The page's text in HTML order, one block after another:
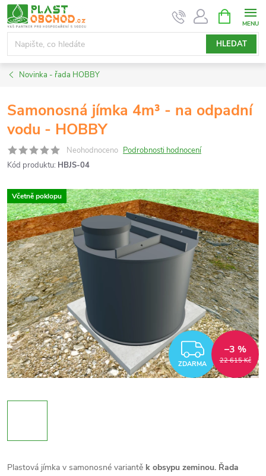
Přejít
na
obsah
HLEDAT
NÁKUPNÍ
KOŠÍK
Novinka - řada HOBBY
Samonosná jímka 4m³ - na odpadní
vodu - HOBBY
Neohodnoceno Podrobnosti hodnocení
Kód produktu: HBJS-04
Včetně poklopu
ZDARMA 22 615 Kč
–3 %
Plastová jímka v samonosné variantě k obsypu zeminou. Řada